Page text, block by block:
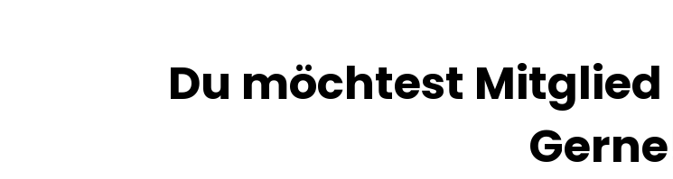
Du möchtest Mitglied